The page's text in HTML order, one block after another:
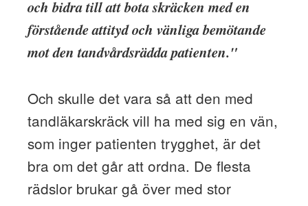
och bidra till att bota skräcken med en
förstående attityd och vänliga bemötande
mot den tandvårdsrädda patienten."
Och skulle det vara så att den med
tandläkarskräck vill ha med sig en vän,
som inger patienten trygghet, är det
bra om det går att ordna. De flesta
rädslor brukar gå över med stor